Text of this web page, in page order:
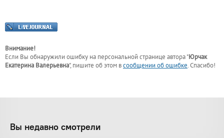
Внимание!
Если Вы обнаружили ошибку на персональной странице автора "Юрчак
Екатерина Валерьевна", пишите об этом всообщении об ошибке. Спасибо!
Вы недавно смотрели